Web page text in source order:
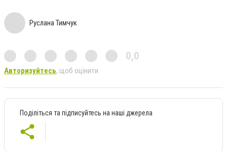
Руслана Тимчук
0,0
Авторизуйтесь, щоб оцінити
Поділіться та підписуйтесь на наші джерела